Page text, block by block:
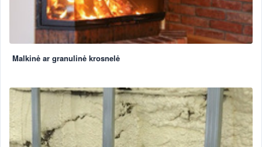
Malkinė ar granulinė krosnelė